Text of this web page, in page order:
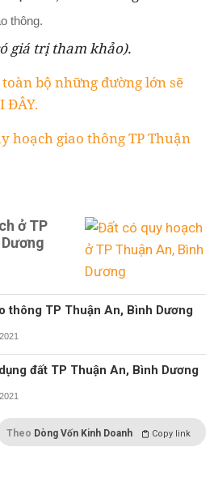
thông.
giá trị tham khảo).
bộ những đường lớn sẽ
ĐÂY.
hoạch giao thông TP Thuận
ở TP
thông TP Thuận An, Bình Dương
đất TP Thuận An, Bình Dương
Theo Dòng Vốn Kinh Doanh Copy link